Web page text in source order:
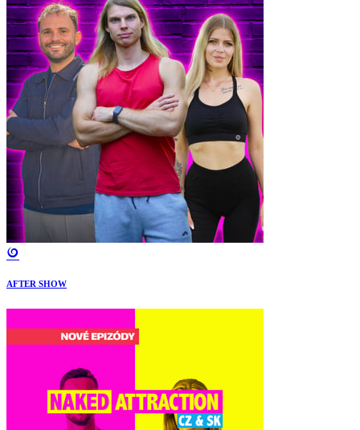
AFTER SHOW